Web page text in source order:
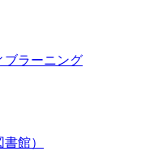
ブラーニング
館）